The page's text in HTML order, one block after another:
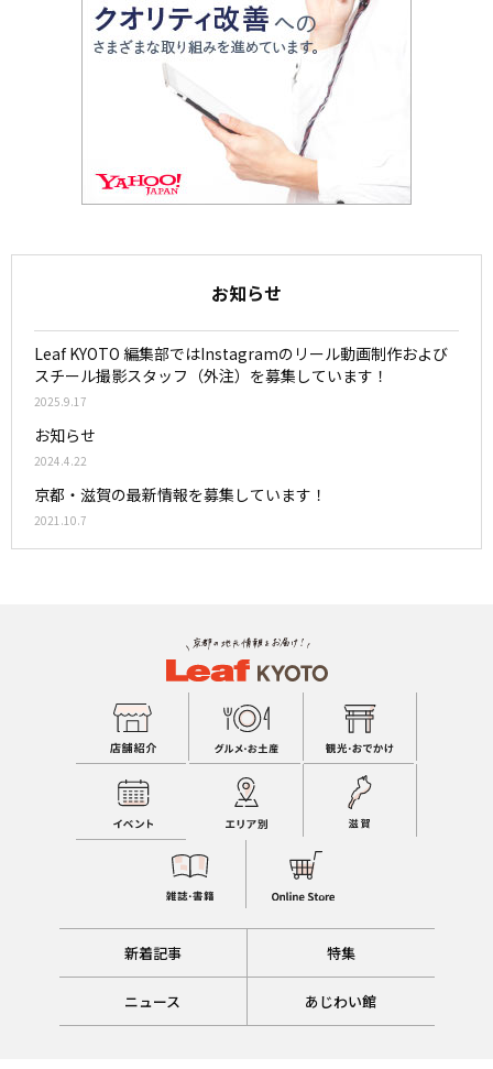
お知らせ
Leaf KYOTO 編集部ではInstagramのリール動画制作および
スチール撮影スタッフ（外注）を募集しています！
2025.9.17
お知らせ
2024.4.22
京都・滋賀の最新情報を募集しています！
2021.10.7
新着記事 特集
ニュース あじわい館